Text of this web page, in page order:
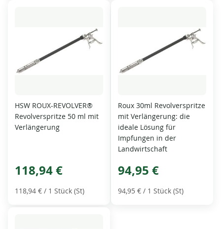
HSW ROUX-REVOLVER®
Revolverspritze 50 ml mit
Verlängerung
118,94 €
118,94 € / 1 Stück (St)
Roux 30ml Revolverspritze
mit Verlängerung: die
ideale Lösung für
Impfungen in der
Landwirtschaft
94,95 €
94,95 € / 1 Stück (St)